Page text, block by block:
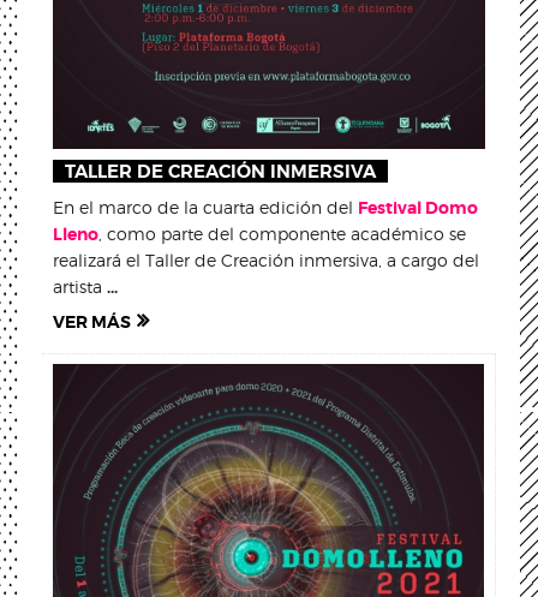
TALLER DE CREACIÓN INMERSIVA
En el marco de la cuarta edición del Festival Domo
Lleno, como parte del componente académico se
realizará el Taller de Creación inmersiva, a cargo del
artista ...
VER MÁS